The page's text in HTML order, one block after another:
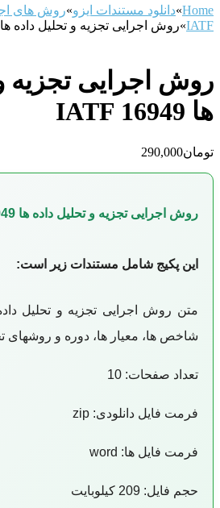
Home
»دانلود مستندات ایزو»روش های
IATF
»روش اجرایی تجزیه و تحلیل داده ها IATF 16949
روش اجرایی تجزیه
ها IATF 16949
تومان290,000
روش اجرایی تجزیه و تحلیل داده ها IATF 16949
این پکیج شامل مستندات زیر است:
متن روش اجرایی تجزیه و تحلیل
شاخص ها، معیار ها، دوره و روشهای
تعداد صفحات: 10
فرمت فایل دانلودی: zip
فرمت فایل ها: word
حجم فایل: 209 کیلوبایت